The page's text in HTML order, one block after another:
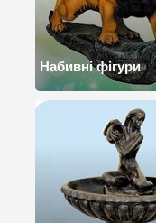
Набивні фігури